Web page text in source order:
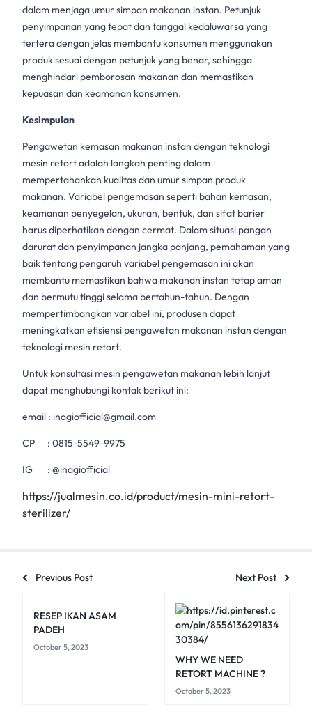
dalam menjaga umur simpan makanan instan. Petunjuk
penyimpanan yang tepat dan tanggal kedaluwarsa yang
tertera dengan jelas membantu konsumen menggunakan
produk sesuai dengan petunjuk yang benar, sehingga
menghindari pemborosan makanan dan memastikan
kepuasan dan keamanan konsumen.
Kesimpulan
Pengawetan kemasan makanan instan dengan teknologi
mesin retortadalah langkah penting dalam
mempertahankan kualitas dan umur simpan produk
makanan. Variabel pengemasan seperti bahan kemasan,
keamanan penyegelan, ukuran, bentuk, dan sifat barier
harus diperhatikan dengan cermat. Dalam situasi pangan
darurat dan penyimpanan jangka panjang, pemahaman yang
baik tentang pengaruh variabel pengemasan ini akan
membantu memastikan bahwa makanan instan tetap aman
dan bermutu tinggi selama bertahun-tahun. Dengan
mempertimbangkan variabel ini, produsen dapat
meningkatkan efisiensi pengawetan makanan instan dengan
teknologi mesin retort.
Untuk konsultasi mesin pengawetan makanan lebih lanjut
dapat menghubungi kontak berikut ini:
email : inagiofficial@gmail.com
CP : 0815-5549-9975
IG : @inagiofficial
https://jualmesin.co.id/product/mesin-mini-retort-
sterilizer/
Previous Post Next Post
RESEP IKAN ASAM
PADEH
October 5, 2023
WHY WE NEED
RETORT MACHINE ?
October 5, 2023